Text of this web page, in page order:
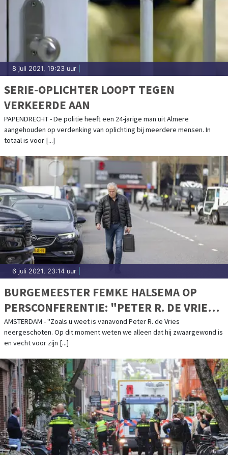
8 juli 2021, 19:23 uur
SERIE-OPLICHTER LOOPT TEGEN
VERKEERDE AAN
PAPENDRECHT - De politie heeft een 24-jarige man uit Almere
aangehouden op verdenking van oplichting bij meerdere mensen. In
totaal is voor [...]
6 juli 2021, 23:14 uur
BURGEMEESTER FEMKE HALSEMA OP
PERSCONFERENTIE: "PETER R. DE VRIES
VECHT VOOR ZIJN LEVEN"
AMSTERDAM - "Zoals u weet is vanavond Peter R. de Vries
neergeschoten. Op dit moment weten we alleen dat hij zwaargewond is
en vecht voor zijn [...]